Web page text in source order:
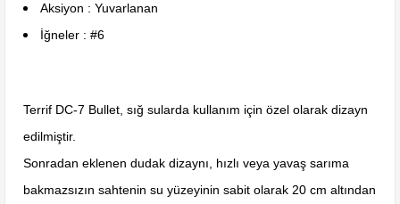
Aksiyon : Yuvarlanan
İğneler : #6
Terrif DC-7 Bullet, sığ sularda kullanım için özel olarak dizayn
edilmiştir.
Sonradan eklenen dudak dizaynı, hızlı veya yavaş sarıma
bakmazsızın sahtenin su yüzeyinin sabit olarak 20 cm altından